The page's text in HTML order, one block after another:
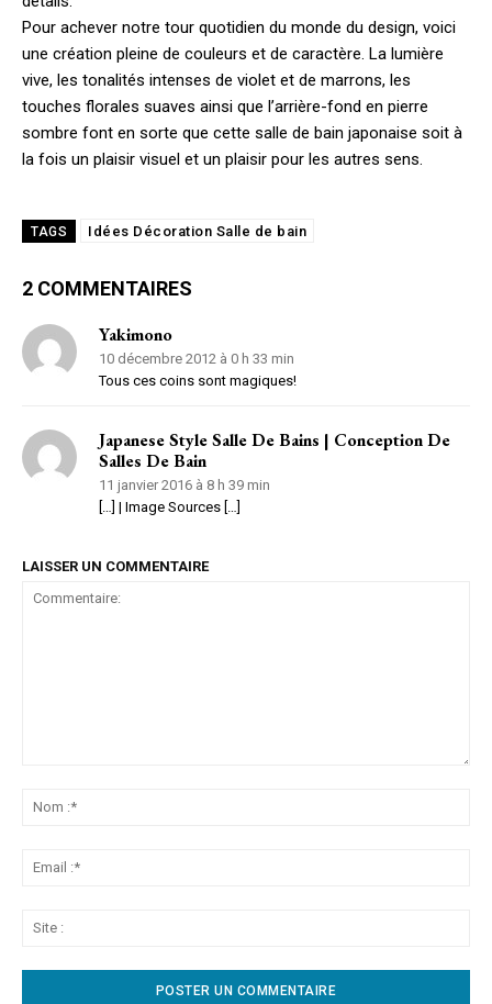
Pour achever notre tour quotidien du monde du design, voici
une création pleine de couleurs et de caractère. La lumière
vive, les tonalités intenses de violet et de marrons, les
touches florales suaves ainsi que l’arrière-fond en pierre
sombre font en sorte que cette salle de bain japonaise soit à
la fois un plaisir visuel et un plaisir pour les autres sens.
TAGS Idées Décoration Salle de bain
2 COMMENTAIRES
Yakimono
10 décembre 2012 à 0 h 33 min
Tous ces coins sont magiques!
Japanese Style Salle De Bains | Conception De
Salles De Bain
11 janvier 2016 à 8 h 39 min
[…] | Image Sources […]
LAISSER UN COMMENTAIRE